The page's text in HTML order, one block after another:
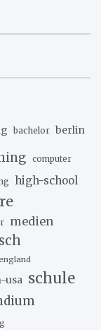
bachelor berlin
computer
high-school
medien
usa schule